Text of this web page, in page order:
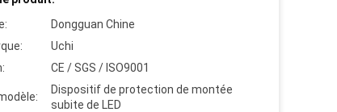
Dongguan Chine
Uchi
CE / SGS / ISO9001
Dispositif de protection de montée
subite de LED